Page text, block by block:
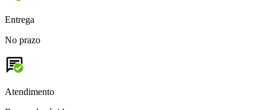
Entrega
No prazo
Atendimento